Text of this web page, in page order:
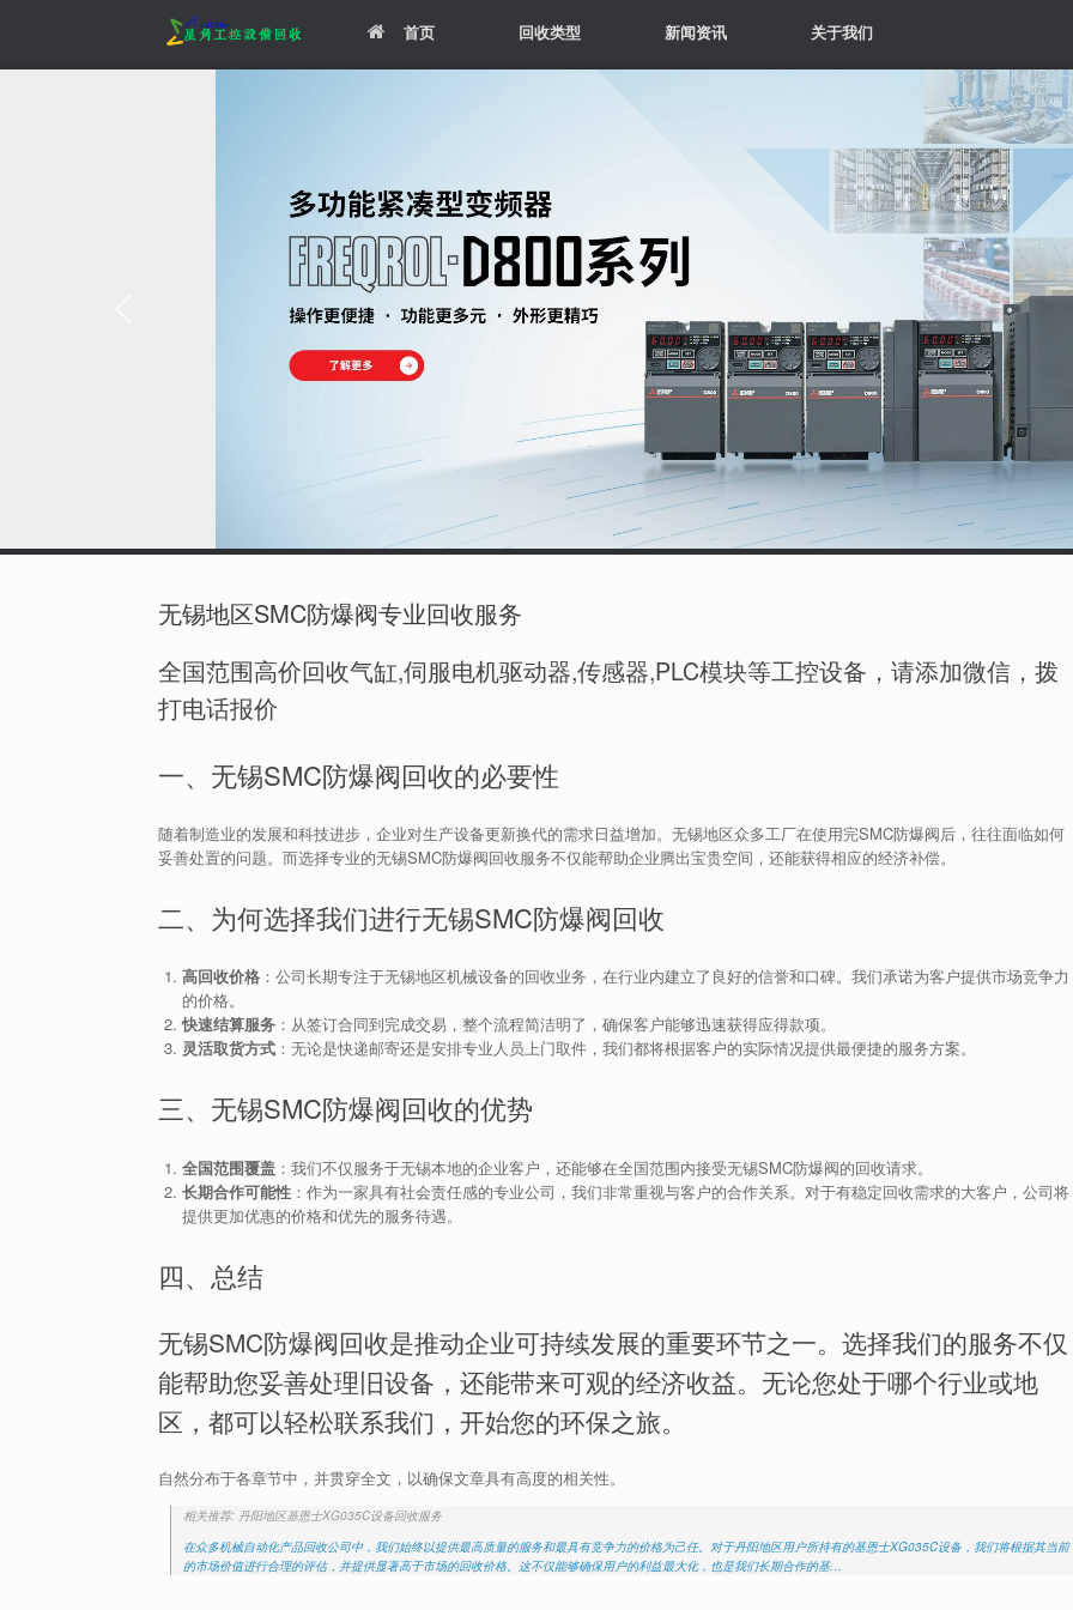
首页 回收类型 新闻资讯 关于我们
无锡地区SMC防爆阀专业回收服务
全国范围高价回收气缸,伺服电机驱动器,传感器,PLC模块等工控设备，请添加微信，拨
打电话报价
一、无锡SMC防爆阀回收的必要性
随着制造业的发展和科技进步，企业对生产设备更新换代的需求日益增加。无锡地区众多工厂在使用完SMC防爆阀后，往往面临如何
妥善处置的问题。而选择专业的无锡SMC防爆阀回收服务不仅能帮助企业腾出宝贵空间，还能获得相应的经济补偿。
二、为何选择我们进行无锡SMC防爆阀回收
高回收价格：公司长期专注于无锡地区机械设备的回收业务，在行业内建立了良好的信誉和口碑。我们承诺为客户提供市场竞争力
的价格。
快速结算服务：从签订合同到完成交易，整个流程简洁明了，确保客户能够迅速获得应得款项。
灵活取货方式：无论是快递邮寄还是安排专业人员上门取件，我们都将根据客户的实际情况提供最便捷的服务方案。
三、无锡SMC防爆阀回收的优势
全国范围覆盖：我们不仅服务于无锡本地的企业客户，还能够在全国范围内接受无锡SMC防爆阀的回收请求。
长期合作可能性：作为一家具有社会责任感的专业公司，我们非常重视与客户的合作关系。对于有稳定回收需求的大客户，公司将
提供更加优惠的价格和优先的服务待遇。
四、总结
无锡SMC防爆阀回收是推动企业可持续发展的重要环节之一。选择我们的服务不仅
能帮助您妥善处理旧设备，还能带来可观的经济收益。无论您处于哪个行业或地
区，都可以轻松联系我们，开始您的环保之旅。
自然分布于各章节中，并贯穿全文，以确保文章具有高度的相关性。
相关推荐: 丹阳地区基恩士XG035C设备回收服务
在众多机械自动化产品回收公司中，我们始终以提供最高质量的服务和最具有竞争力的价格为己任。对于丹阳地区用户所持有的基恩士XG035C设备，我们将根据其当前
的市场价值进行合理的评估，并提供显著高于市场的回收价格。这不仅能够确保用户的利益最大化，也是我们长期合作的基…